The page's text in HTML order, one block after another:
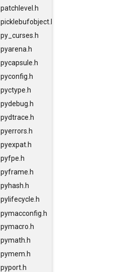
patchlevel.h
picklebufobject.h
py_curses.h
pyarena.h
pycapsule.h
pyconfig.h
pyctype.h
pydebug.h
pydtrace.h
pyerrors.h
pyexpat.h
pyfpe.h
pyframe.h
pyhash.h
pylifecycle.h
pymacconfig.h
pymacro.h
pymath.h
pymem.h
pyport.h